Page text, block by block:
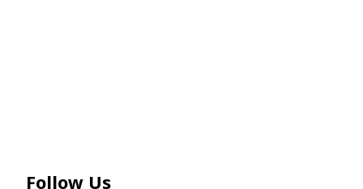
Follow Us